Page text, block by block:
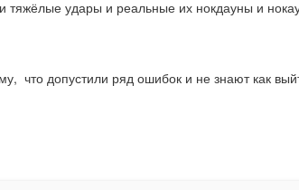
тяжёлые удары и реальные их нокдауны и
что допустили ряд ошибок и не знают как